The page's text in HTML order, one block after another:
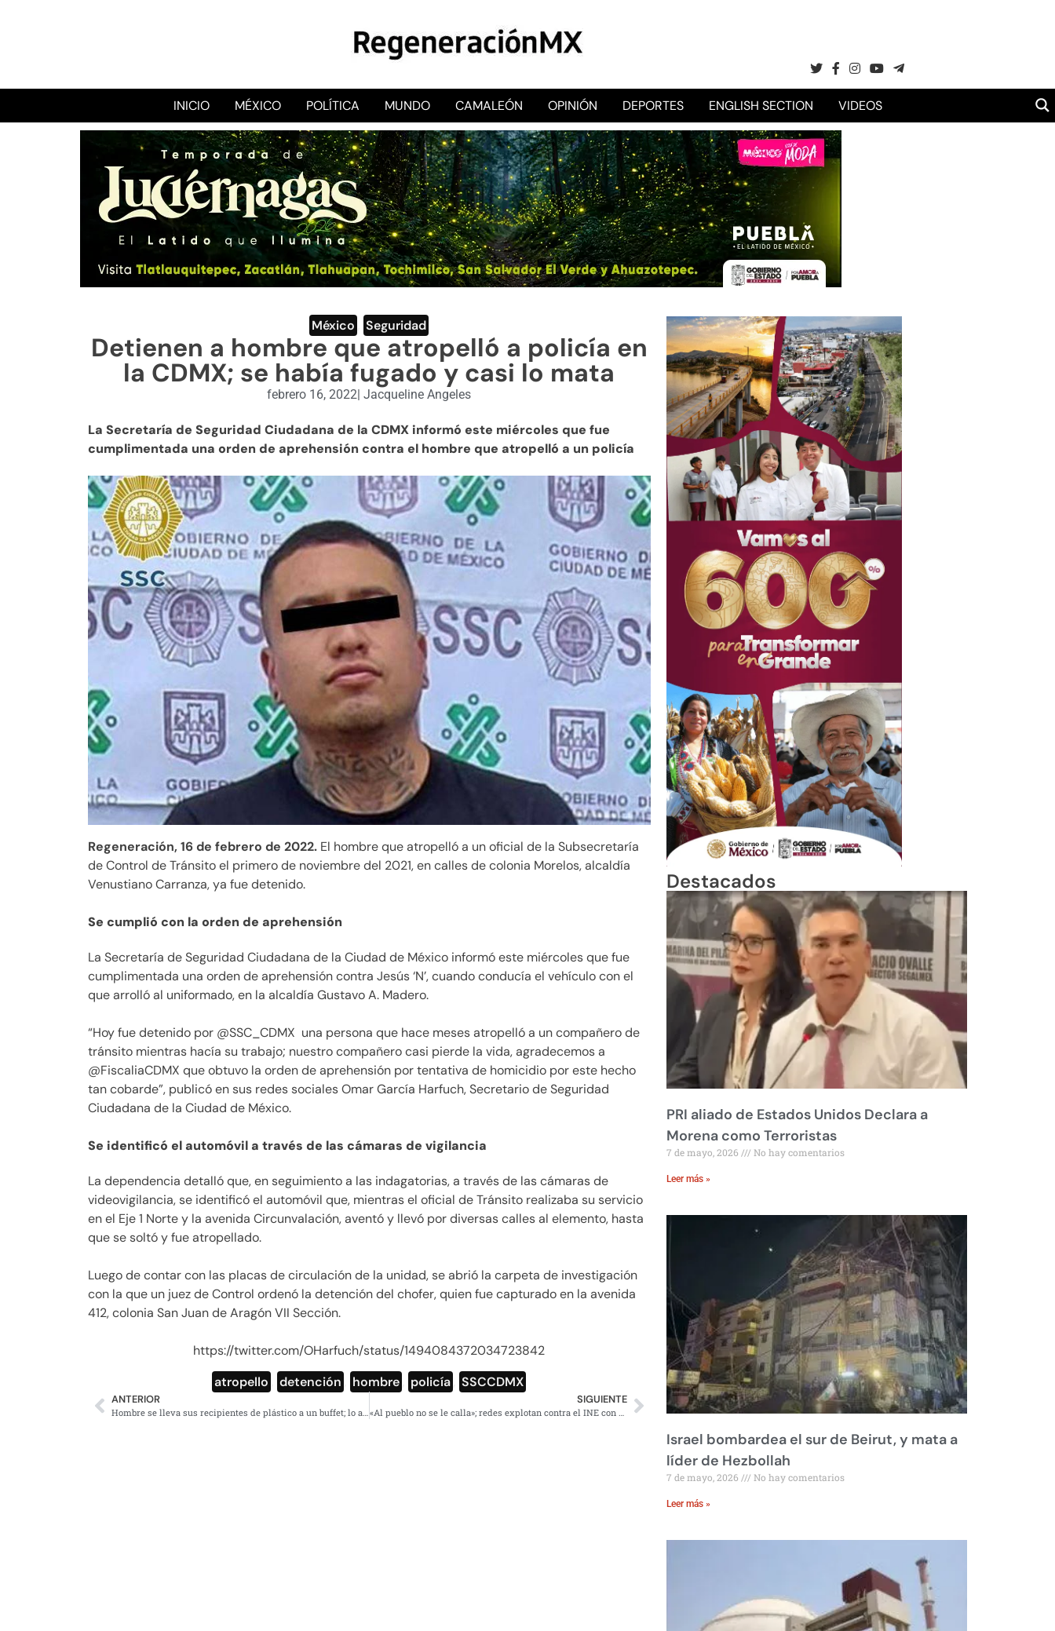
RegeneraciónMX
Sitio de noticias libre e independiente
INICIO MÉXICO POLÍTICA MUNDO CAMALEÓN OPINIÓN DEPORTES ENGLISH SECTION VIDEOS
México Seguridad
Detienen a hombre que atropelló a policía en
la CDMX; se había fugado y casi lo mata
febrero 16, 2022 Jacqueline Angeles
La Secretaría de Seguridad Ciudadana de la CDMX informó este miércoles que fue
cumplimentada una orden de aprehensión contra el hombre que atropelló a un policía
Regeneración, 16 de febrero de 2022. El hombre que atropelló a un oficial de la Subsecretaría
de Control de Tránsito el primero de noviembre del 2021, en calles de colonia Morelos, alcaldía
Venustiano Carranza, ya fue detenido.
Se cumplió con la orden de aprehensión
La Secretaría de Seguridad Ciudadana de la Ciudad de México informó este miércoles que fue
cumplimentada una orden de aprehensión contra Jesús ‘N’, cuando conducía el vehículo con el
que arrolló al uniformado, en la alcaldía Gustavo A. Madero.
“Hoy fue detenido por @SSC_CDMX una persona que hace meses atropelló a un compañero de
tránsito mientras hacía su trabajo; nuestro compañero casi pierde la vida, agradecemos a
@FiscaliaCDMX que obtuvo la orden de aprehensión por tentativa de homicidio por este hecho
tan cobarde”, publicó en sus redes sociales Omar García Harfuch, Secretario de Seguridad
Ciudadana de la Ciudad de México.
Se identificó el automóvil a través de las cámaras de vigilancia
La dependencia detalló que, en seguimiento a las indagatorias, a través de las cámaras de
videovigilancia, se identificó el automóvil que, mientras el oficial de Tránsito realizaba su servicio
en el Eje 1 Norte y la avenida Circunvalación, aventó y llevó por diversas calles al elemento, hasta
que se soltó y fue atropellado.
Luego de contar con las placas de circulación de la unidad, se abrió la carpeta de investigación
con la que un juez de Control ordenó la detención del chofer, quien fue capturado en la avenida
412, colonia San Juan de Aragón VII Sección.
https://twitter.com/OHarfuch/status/1494084372034723842
atropello
detención hombre policía SSCCDMX
ANTERIOR
Hombre se lleva sus recipientes de plástico a un buffet; lo apodan ‘Lord Tupper’
SIGUIENTE
«Al pueblo no se le calla»; redes explotan contra el INE con #ElINENoMeCalla
Destacados
PRI aliado de Estados Unidos Declara a
Morena como Terroristas
7 de mayo, 2026 No hay comentarios
Leer más »
Israel bombardea el sur de Beirut, y mata a
líder de Hezbollah
7 de mayo, 2026 No hay comentarios
Leer más »